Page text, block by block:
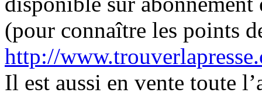
(pour connaître les points
http://
Il est aussi en vente toute